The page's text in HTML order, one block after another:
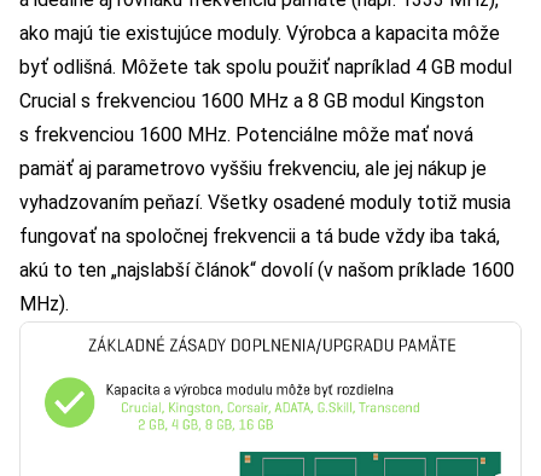
ako majú tie existujúce moduly. Výrobca a kapacita môže
byť odlišná. Môžete tak spolu použiť napríklad 4 GB modul
Crucial s frekvenciou 1600 MHz a 8 GB modul Kingston
s frekvenciou 1600 MHz. Potenciálne môže mať nová
pamäť aj parametrovo vyššiu frekvenciu, ale jej nákup je
vyhadzovaním peňazí. Všetky osadené moduly totiž musia
fungovať na spoločnej frekvencii a tá bude vždy iba taká,
akú to ten „najslabší článok“ dovolí (v našom príklade 1600
MHz).